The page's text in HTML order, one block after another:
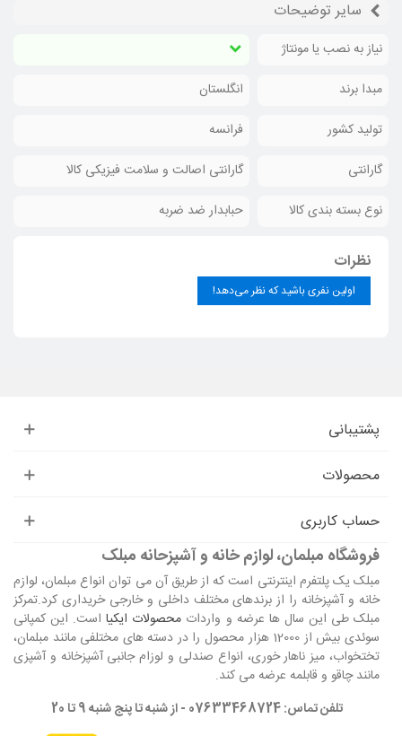
سایر توضیحات
نیاز به نصب یا مونتاژ
مبدا برند
انگلستان
تولید کشور
فرانسه
گارانتی
گارانتی اصالت و سلامت فیزیکی کالا
نوع بسته بندی کالا
حبابدار ضد ضربه
نظرات
اولین نفری باشید که نظر می‌دهد!
پشتیبانی
محصولات
حساب کاربری
فروشگاه مبلمان، لوازم خانه و آشپزحانه مبلک
مبلک یک پلتفرم اینترنتی است که از طریق آن می توان انواع مبلمان، لوازم
خانه و آشپزخانه را از برندهای مختلف داخلی و خارجی خریداری کرد.تمرکز
مبلک طی این سال ها عرضه و واردات محصولات ایکیااست. این کمپانی
سوئدی بیش از 12000 هزار محصول را در دسته های مختلفی مانند مبلمان،
تختخواب، میز ناهار خوری، انواع صندلی و لوزام جانبی آشپزخانه و آشپزی
مانند چاقو و قابلمه عرضه می کند.
تلفن تماس: 07633468724 - از شنبه تا پنج شنبه 9 تا 20